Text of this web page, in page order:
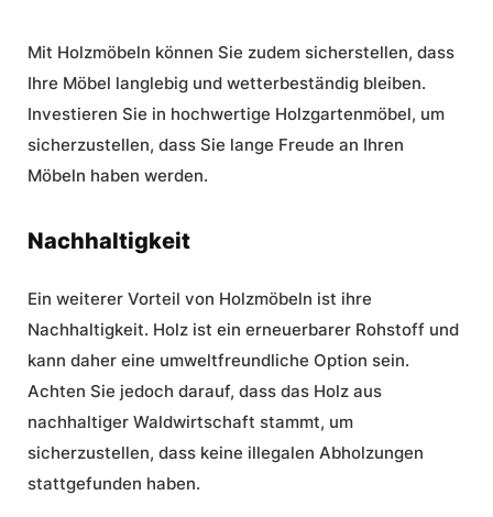
Mit Holzmöbeln können Sie zudem sicherstellen, dass
Ihre Möbel langlebig und wetterbeständig bleiben.
Investieren Sie in hochwertige Holzgartenmöbel, um
sicherzustellen, dass Sie lange Freude an Ihren
Möbeln haben werden.
Nachhaltigkeit
Ein weiterer Vorteil von Holzmöbeln ist ihre
Nachhaltigkeit. Holz ist ein erneuerbarer Rohstoff und
kann daher eine umweltfreundliche Option sein.
Achten Sie jedoch darauf, dass das Holz aus
nachhaltiger Waldwirtschaft stammt, um
sicherzustellen, dass keine illegalen Abholzungen
stattgefunden haben.